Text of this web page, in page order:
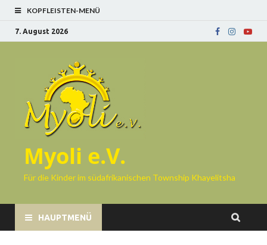
KOPFLEISTEN-MENÜ
7. August 2026
Myoli e.V.
Für die Kinder im südafrikanischen Township Khayelitsha
HAUPTMENÜ